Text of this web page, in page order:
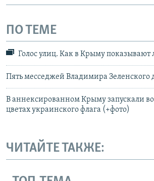
ПО ТЕМЕ
Голос улиц. Как в Крыму показывают
Пять месседжей Владимира Зеленского
В аннексированном Крыму запускали
цветах украинского флага (+фото)
ЧИТАЙТЕ ТАКЖЕ: